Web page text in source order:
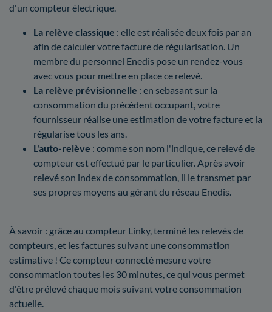
d'un compteur électrique.
La relève classique : elle est réalisée deux fois par an
afin de calculer votre facture de régularisation. Un
membre du personnel Enedis pose un rendez-vous
avec vous pour mettre en place ce relevé.
La relève prévisionnelle : en sebasant sur la
consommation du précédent occupant, votre
fournisseur réalise une estimation de votre facture et la
régularise tous les ans.
L'auto-relève : comme son nom l'indique, ce relevé de
compteur est effectué par le particulier. Après avoir
relevé son index de consommation, il le transmet par
ses propres moyens au gérant du réseau Enedis.
À savoir : grâce au compteur Linky, terminé les relevés de
compteurs, et les factures suivant une consommation
estimative ! Ce compteur connecté mesure votre
consommation toutes les 30 minutes, ce qui vous permet
d'être prélevé chaque mois suivant votre consommation
actuelle.